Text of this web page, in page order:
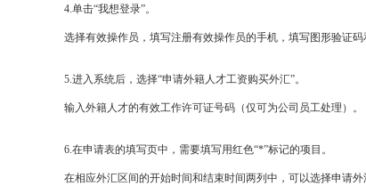
4.单击“我想登录”。
选择有效操作员，填写注册有效操作员的手机，填写图形验证
5.进入系统后，选择“申请外籍人才工资购买外汇”。
输入外籍人才的有效工作许可证号码（仅可为公司员工处理）。
6.在申请表的填写页中，需要填写用红色“*”标记的项目。
在相应外汇区间的开始时间和结束时间两列中，可以选择申请